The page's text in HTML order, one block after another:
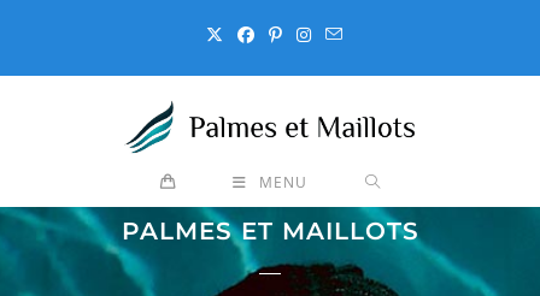
MENU
PALMES ET MAILLOTS